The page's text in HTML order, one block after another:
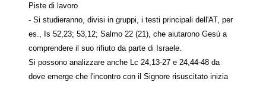
Piste di lavoro
- Si studieranno, divisi in gruppi, i testi principali dell'AT, per
es., Is 52,23; 53,12; Salmo 22 (21), che aiutarono Gesù a
comprendere il suo rifiuto da parte di Israele.
Si possono analizzare anche Lc 24,13-27 e 24,44-48 da
dove emerge che l'incontro con il Signore risuscitato inizia